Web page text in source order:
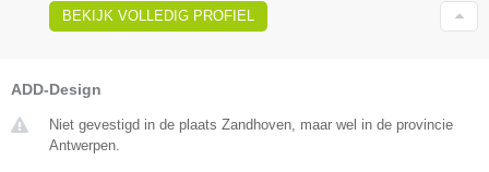
BEKIJK VOLLEDIG PROFIEL
ADD-Design
Niet gevestigd in de plaats Zandhoven, maar wel in de provincie
Antwerpen.